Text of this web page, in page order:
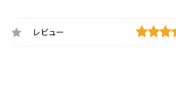
レビュー